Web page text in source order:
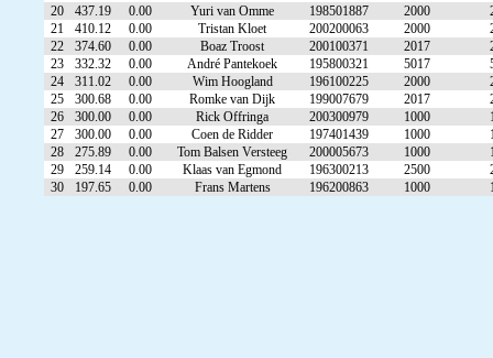
20
437.19 0.00 Yuri van Omme 198501887 2000
21
410.12 0.00 Tristan Kloet 200200063 2000
22
374.60 0.00 Boaz Troost 200100371 2017
23
332.32 0.00 André Pantekoek 195800321 5017
24
311.02 0.00 Wim Hoogland 196100225 2000
25
300.68 0.00 Romke van Dijk 199007679 2017
26
300.00 0.00 Rick Offringa 200300979 1000
27
300.00 0.00 Coen de Ridder 197401439 1000
28
275.89 0.00 Tom Balsen Versteeg 200005673 1000
29
259.14 0.00 Klaas van Egmond 196300213 2500
30
197.65 0.00 Frans Martens 196200863 1000